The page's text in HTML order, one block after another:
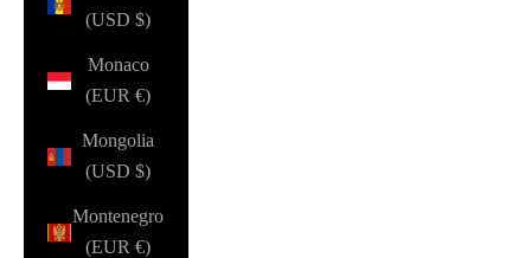
(USD $)
Monaco
(EUR €)
Mongolia
(USD $)
Montenegro
(EUR €)